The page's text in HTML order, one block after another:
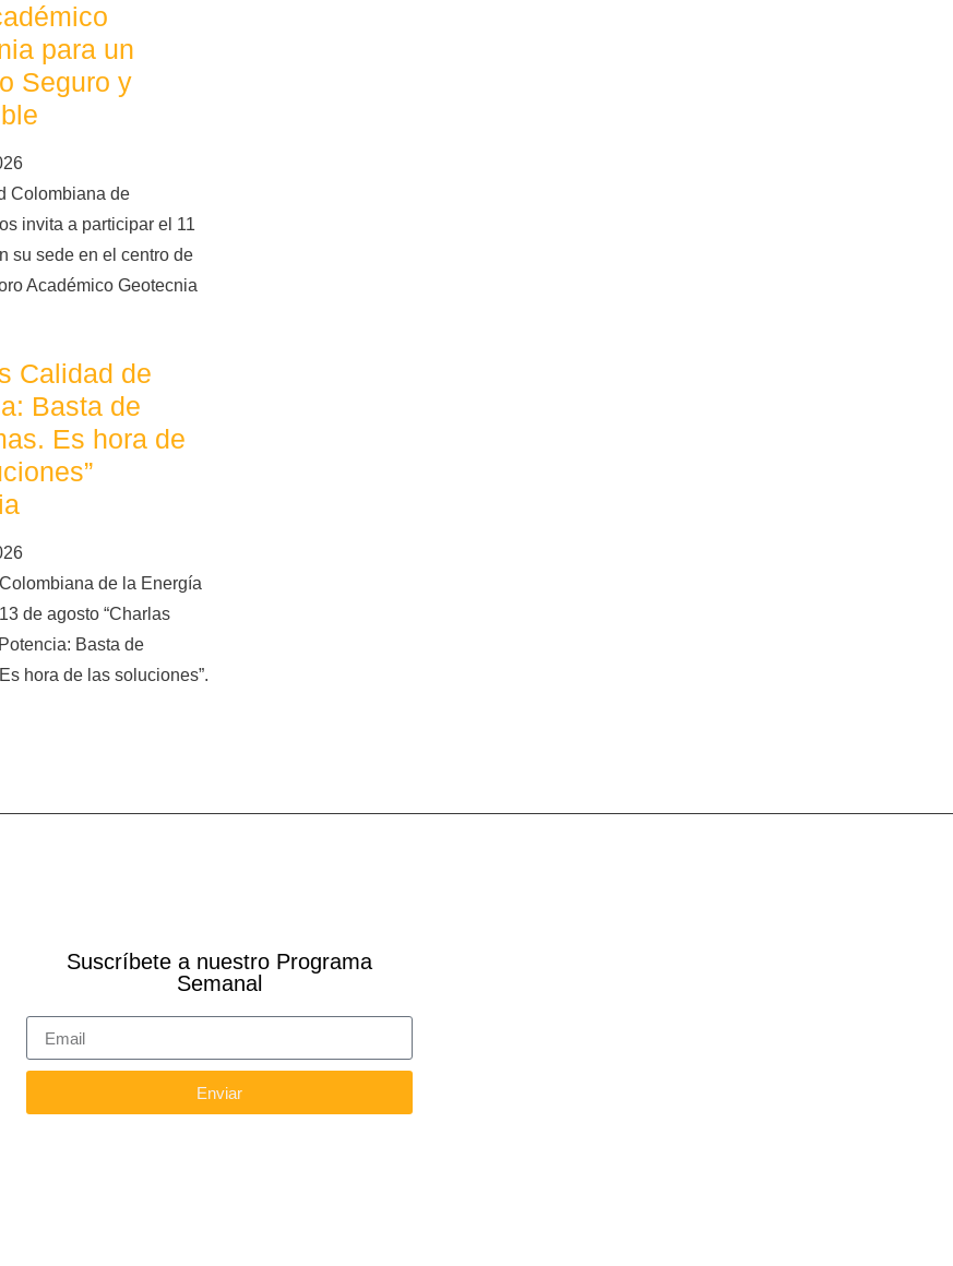
para un
Seguro y
Colombiana de
invita a participar el 11
su sede en el centro de
Académico Geotecnia
Calidad de
Basta de
Es hora de
de la Energía
de agosto “Charlas
Basta de
hora de las soluciones”.
Suscríbete a nuestro Programa
Semanal
Enviar